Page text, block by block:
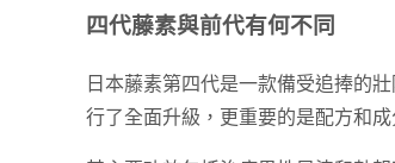
四代藤素與前代有何不同
日本藤素第四代是一款備受追捧的
行了全面升級，更重要的是配方和